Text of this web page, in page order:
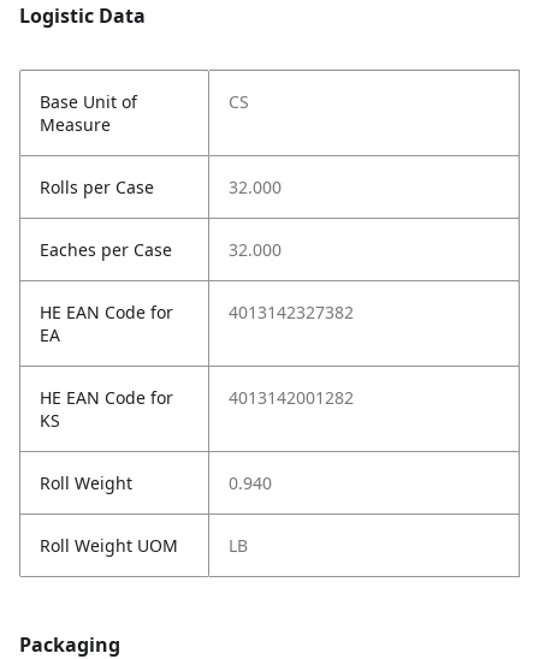
Logistic Data
Base Unit of
Measure
CS
Rolls per Case 32.000
Eaches per Case 32.000
HE EAN Code for
EA
4013142327382
HE EAN Code for
KS
4013142001282
Roll Weight 0.940
Roll Weight UOM LB
Packaging